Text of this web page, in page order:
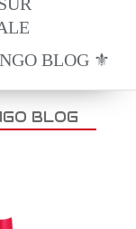
BLOG ⚜️
BLOG